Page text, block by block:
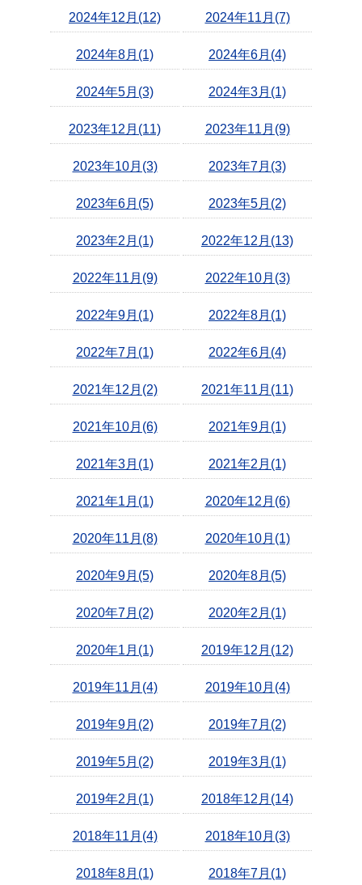
2024年12月(12) 2024年11月(7)
2024年8月(1) 2024年6月(4)
2024年5月(3) 2024年3月(1)
2023年12月(11) 2023年11月(9)
2023年10月(3) 2023年7月(3)
2023年6月(5) 2023年5月(2)
2023年2月(1) 2022年12月(13)
2022年11月(9) 2022年10月(3)
2022年9月(1) 2022年8月(1)
2022年7月(1) 2022年6月(4)
2021年12月(2) 2021年11月(11)
2021年10月(6) 2021年9月(1)
2021年3月(1) 2021年2月(1)
2021年1月(1) 2020年12月(6)
2020年11月(8) 2020年10月(1)
2020年9月(5) 2020年8月(5)
2020年7月(2) 2020年2月(1)
2020年1月(1) 2019年12月(12)
2019年11月(4) 2019年10月(4)
2019年9月(2) 2019年7月(2)
2019年5月(2) 2019年3月(1)
2019年2月(1) 2018年12月(14)
2018年11月(4) 2018年10月(3)
2018年8月(1) 2018年7月(1)